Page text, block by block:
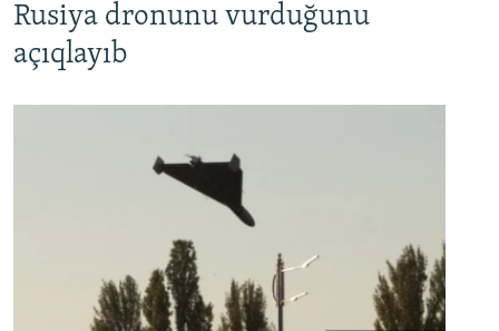
Rusiya dronunu vurduğunu
açıqlayıb